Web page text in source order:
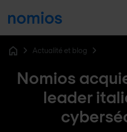
Actualité et blog
Nomios
leader